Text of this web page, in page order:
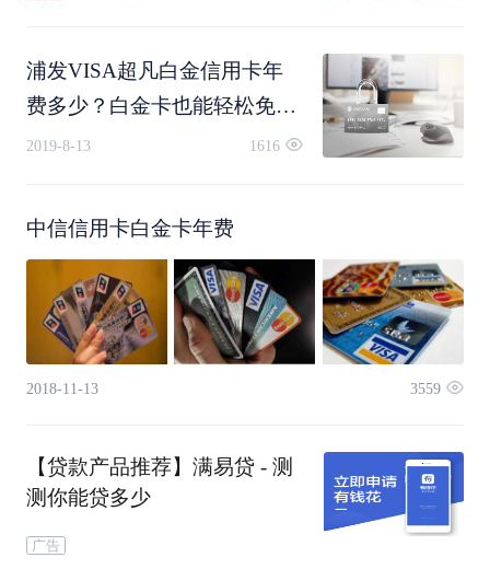
策是3600元每年，1万永久积分可以兑换主卡年
费。
5. 农行尊然白金卡
农行尊然白金卡分为典藏和精粹两个版本，精粹版
保前提条件，不可以单独进行
投保。
浦发VISA超凡白金信用卡年
费多少？白金卡也能轻松免年
费！
2019-8-13 1616
中信信用卡白金卡年费
2018-11-13 3559
【贷款产品推荐】满易贷 - 测
测你能贷多少
广告